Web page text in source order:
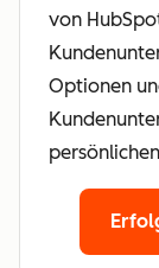
von
Optionen